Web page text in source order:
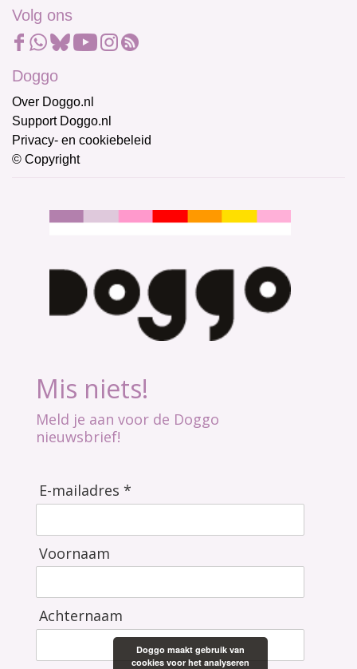
Volg ons
Doggo
Over Doggo.nl
Support Doggo.nl
Privacy- en cookiebeleid
© Copyright
Mis niets!
Meld je aan voor de Doggo
nieuwsbrief!
E-mailadres *
Voornaam
Achternaam
Doggo maakt gebruik van
cookies voor het analyseren